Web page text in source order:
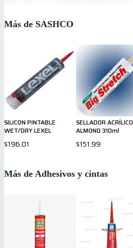
Más de SASHCO
SILICON PINTABLE
WET/DRY LEXEL
$196.01
SELLADOR ACRÍLICO
ALMOND 310ml
$151.99
Más de Adhesivos y cintas